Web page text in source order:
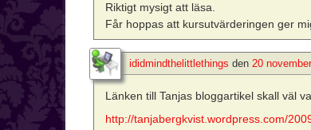
Riktigt mysigt att läsa.
Får hoppas att kursutvärderingen ger
ididmindthelittlethings den 20
Länken till Tanjas bloggartikel skall väl
http://tanjabergkvist.wordpress.com/